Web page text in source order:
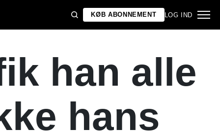
KØB ABONNEMENT LOG IND
han alle
hans